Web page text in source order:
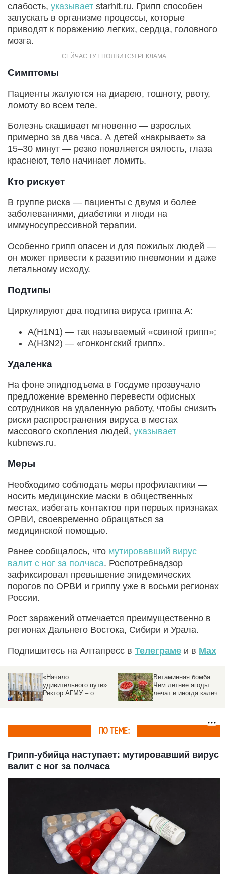
слабость, указывает starhit.ru. Грипп способен
запускать в организме процессы, которые
приводят к поражению легких, сердца, головного
мозга.
Симптомы
Пациенты жалуются на диарею, тошноту, рвоту,
ломоту во всем теле.
Болезнь скашивает мгновенно — взрослых
примерно за два часа. А детей «накрывает» за
15–30 минут — резко появляется вялость, глаза
краснеют, тело начинает ломить.
Кто рискует
В группе риска — пациенты с двумя и более
заболеваниями, диабетики и люди на
иммуносупрессивной терапии.
Особенно грипп опасен и для пожилых людей —
он может привести к развитию пневмонии и даже
летальному исходу.
Подтипы
Циркулируют два подтипа вируса гриппа А:
A(H1N1) — так называемый «свиной грипп»;
A(H3N2) — «гонконгский грипп».
Удаленка
На фоне эпидподъема в Госдуме прозвучало
предложение временно перевести офисных
сотрудников на удаленную работу, чтобы снизить
риски распространения вируса в местах
массового скопления людей, указывает
kubnews.ru.
Меры
Необходимо соблюдать меры профилактики —
носить медицинские маски в общественных
местах, избегать контактов при первых признаках
ОРВИ, своевременно обращаться за
медицинской помощью.
Ранее сообщалось, что мутировавший вирус
валит с ног за полчаса. Роспотребнадзор
зафиксировал превышение эпидемических
порогов по ОРВИ и гриппу уже в восьми регионах
России.
Рост заражений отмечается преимущественно в
регионах Дальнего Востока, Сибири и Урала.
Подпишитесь на Алтапресс в Телеграме и в Max
«Начало
удивительного пути».
Ректор АГМУ – о
Витаминная бомба.
Чем летние ягоды
лечат и иногда
ПО ТЕМЕ:
Грипп-убийца наступает: мутировавший вирус
валит с ног за полчаса